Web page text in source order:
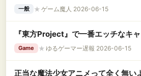
一般 ★ ゲーム魔人 2026-06-15
『東方Project』で一番エッチなキ
Game ★ ゆるゲーマー遅報 2026-06-15
正当な魔法少女アニメって全く無い